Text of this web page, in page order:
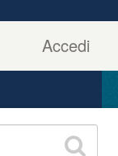
Accedi